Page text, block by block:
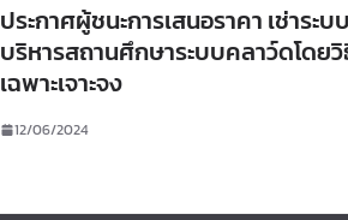
ประกาศผู้ชนะการเสนอราคา เช่าระบบ
บริหารสถานศึกษาระบบคลาว์ดโดย
เฉพาะเจาะจง
12/06/2024